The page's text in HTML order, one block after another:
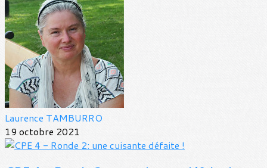
Laurence TAMBURRO
19 octobre 2021